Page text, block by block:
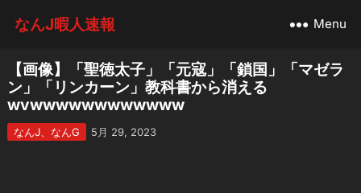
なんJ暇人速報 Menu
【画像】「聖徳太子」「元寇」「鎖国」「マゼラ
ン」「リンカーン」教科書から消える
wvwwwwwwwwwwww
なんJ、なんG 5月 29, 2023